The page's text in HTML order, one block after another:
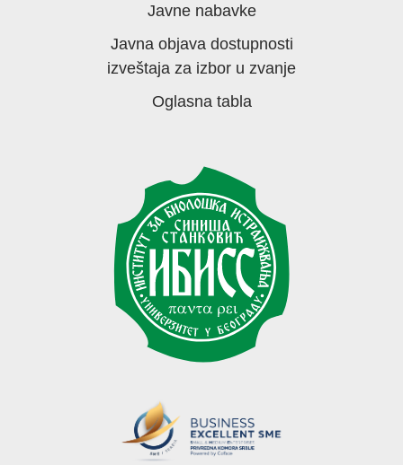
Javne nabavke
Javna objava dostupnosti
izveštaja za izbor u zvanje
Oglasna tabla